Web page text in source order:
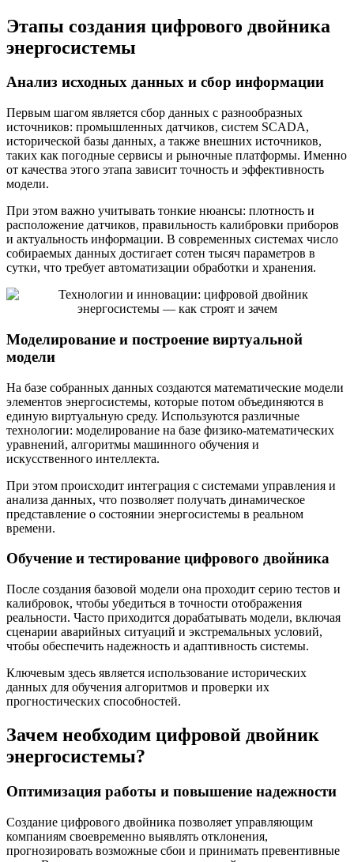
Этапы создания цифрового двойника
энергосистемы
Анализ исходных данных и сбор информации
Первым шагом является сбор данных с разнообразных
источников: промышленных датчиков, систем SCADA,
исторической базы данных, а также внешних источников,
таких как погодные сервисы и рыночные платформы. Именно
от качества этого этапа зависит точность и эффективность
модели.
При этом важно учитывать тонкие нюансы: плотность и
расположение датчиков, правильность калибровки приборов
и актуальность информации. В современных системах число
собираемых данных достигает сотен тысяч параметров в
сутки, что требует автоматизации обработки и хранения.
Моделирование и построение виртуальной
модели
На базе собранных данных создаются математические модели
элементов энергосистемы, которые потом объединяются в
единую виртуальную среду. Используются различные
технологии: моделирование на базе физико-математических
уравнений, алгоритмы машинного обучения и
искусственного интеллекта.
При этом происходит интеграция с системами управления и
анализа данных, что позволяет получать динамическое
представление о состоянии энергосистемы в реальном
времени.
Обучение и тестирование цифрового двойника
После создания базовой модели она проходит серию тестов и
калибровок, чтобы убедиться в точности отображения
реальности. Часто приходится дорабатывать модели, включая
сценарии аварийных ситуаций и экстремальных условий,
чтобы обеспечить надежность и адаптивность системы.
Ключевым здесь является использование исторических
данных для обучения алгоритмов и проверки их
прогностических способностей.
Зачем необходим цифровой двойник
энергосистемы?
Оптимизация работы и повышение надежности
Создание цифрового двойника позволяет управляющим
компаниям своевременно выявлять отклонения,
прогнозировать возможные сбои и принимать превентивные